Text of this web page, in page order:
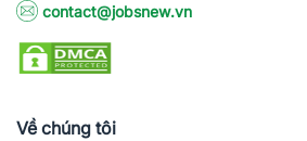
contact@jobsnew.vn
Về chúng tôi